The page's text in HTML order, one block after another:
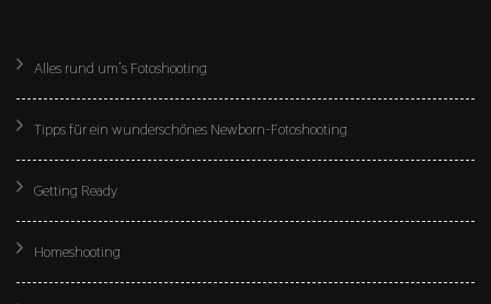
Alles rund um’s Fotoshooting
Tipps für ein wunderschönes Newborn-Fotoshooting
Getting Ready
Homeshooting